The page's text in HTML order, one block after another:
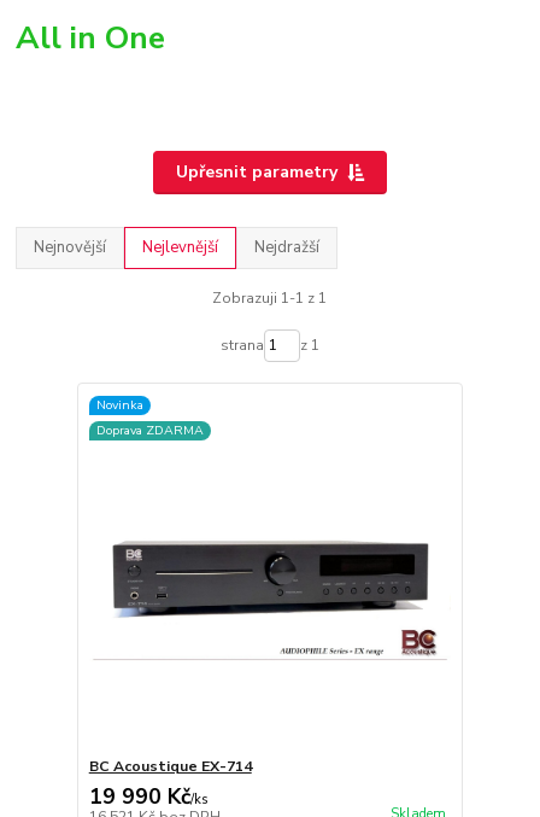
All in One
Upřesnit parametry
Nejnovější Nejlevnější Nejdražší
Zobrazuji 1-1 z 1
strana z 1
Novinka
Doprava ZDARMA
BC Acoustique EX-714
19 990 Kč/ks